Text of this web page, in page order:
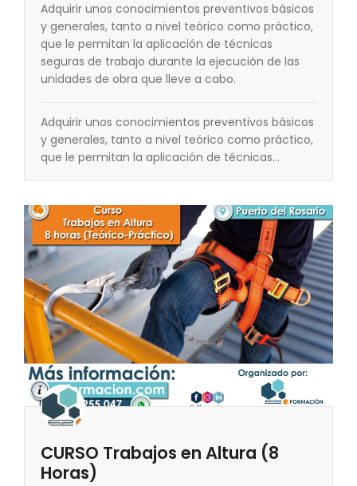
Adquirir unos conocimientos preventivos básicos
y generales, tanto a nivel teórico como práctico,
que le permitan la aplicación de técnicas
seguras de trabajo durante la ejecución de las
unidades de obra que lleve a cabo.
Adquirir unos conocimientos preventivos básicos
y generales, tanto a nivel teórico como práctico,
que le permitan la aplicación de técnicas…
CURSO Trabajos en Altura (8
Horas)